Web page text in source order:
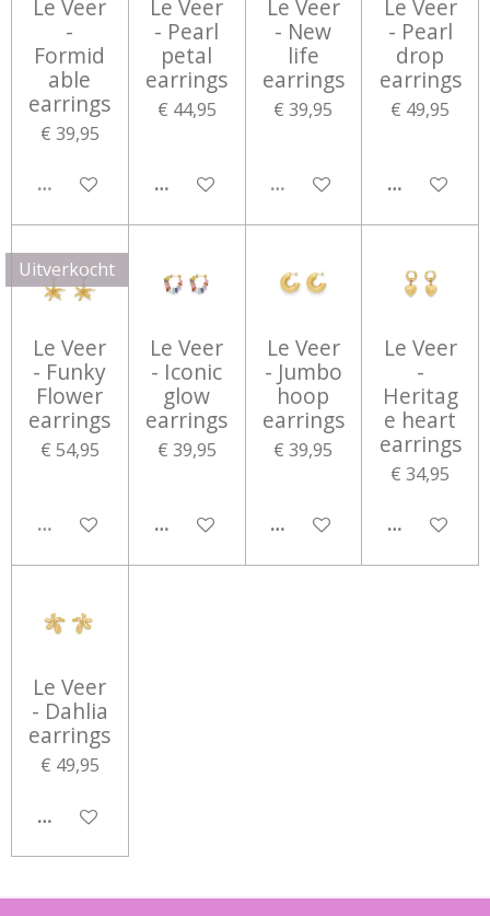
Le Veer
-
Formid
able
earrings
€ 39,95
UITVERKOCHT
Le Veer
- Pearl
petal
earrings
€ 44,95
IN WINKELWAGEN
Le Veer
- New
life
earrings
€ 39,95
UITVERKOCHT
Le Veer
- Pearl
drop
earrings
€ 49,95
IN
Uitverkocht
Le Veer
- Funky
Flower
earrings
€ 54,95
UITVERKOCHT
Le Veer
- Iconic
glow
earrings
€ 39,95
IN WINKELWAGEN
Le Veer
- Jumbo
hoop
earrings
€ 39,95
IN WINKELWAGEN
Le Veer
-
Heritag
e heart
earrings
€ 34,95
IN
Le Veer
- Dahlia
earrings
€ 49,95
IN WINKELWAGEN